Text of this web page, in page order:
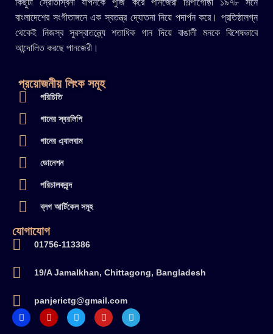
কিছুটা স্রোতস্বিনী যাপনকে পুঁজি করে পানজেরী শিল্পীগোষ্ঠী ১৯৭৮ সনে
বাংলাদেশের সংগীতাঙ্গনে এক স্বতন্ত্র দ্যোতনা নিয়ে পদার্পন করে। প্রতিষ্ঠালগ্ন
থেকেই নিজস্ব সুরস্বাতন্ত্র্যে শতাধিক গান দিয়ে বাঙালী মনকে বিশেষভাবে
আন্দোলিত করছে পানজেরী।
প্রয়োজনীয় লিংক সমূহ
পরিচিতি
গানের স্বরলিপি
গানের এ্যালবাম
ডোনেশন
পরিচালকবৃন্দ
ব্লগ আর্টিকেল সমূহ
যোগাযোগ
01756-113386
19/A Jamalkhan, Chittagong, Bangladesh
panjerictg@gmail.com